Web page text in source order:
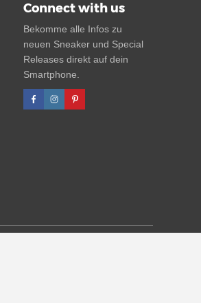
Connect with us
Bekomme alle Infos zu
neuen Sneaker und Special
Releases direkt auf dein
Smartphone.